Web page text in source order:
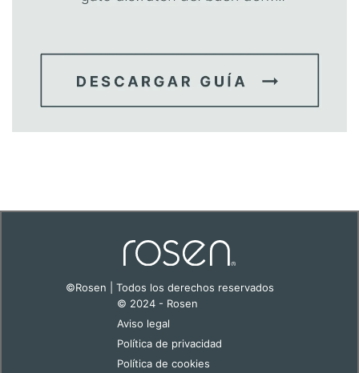
©Rosen | Todos los derechos reservados
© 2024 - Rosen
Aviso legal
Política de privacidad
Política de cookies